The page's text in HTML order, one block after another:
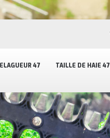
ELAGUEUR 47 TAILLE DE HAIE 47